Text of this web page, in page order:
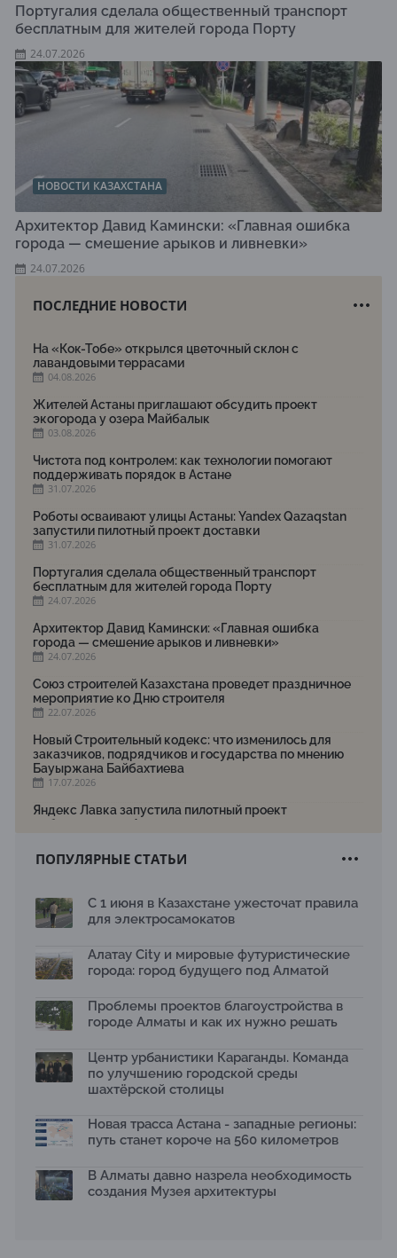
Португалия сделала общественный транспорт
бесплатным для жителей города Порту
24.07.2026
НОВОСТИ КАЗАХСТАНА
Архитектор Давид Камински: «Главная ошибка
города — смешение арыков и ливневки»
24.07.2026
ПОСЛЕДНИЕ НОВОСТИ
На «Кок-Тобе» открылся цветочный склон с
лавандовыми террасами
04.08.2026
Жителей Астаны приглашают обсудить проект
экогорода у озера Майбалык
03.08.2026
Чистота под контролем: как технологии помогают
поддерживать порядок в Астане
31.07.2026
Роботы осваивают улицы Астаны: Yandex Qazaqstan
запустили пилотный проект доставки
31.07.2026
Португалия сделала общественный транспорт
бесплатным для жителей города Порту
24.07.2026
Архитектор Давид Камински: «Главная ошибка
города — смешение арыков и ливневки»
24.07.2026
Союз строителей Казахстана проведет праздничное
мероприятие ко Дню строителя
22.07.2026
Новый Строительный кодекс: что изменилось для
заказчиков, подрядчиков и государства по мнению
Бауыржана Байбахтиева
17.07.2026
Яндекс Лавка запустила пилотный проект
рободоставки в Астане
Архитектурная премия SÄULE ARCHITEKTURPREIS
Первый Дом правительства Алматы станет главной
13.07.2026
В столичном детсаду подвели итоги акции «Таза
отходам
08.07.2026
общественных пространств
06.07.2026
температуру и здоровье людей
03.07.2026
сильных дождей в горах Алматы
02.07.2026
ПОПУЛЯРНЫЕ СТАТЬИ
С 1 июня в Казахстане ужесточат правила
для электросамокатов
Алатау City и мировые футуристические
города: город будущего под Алматой
Проблемы проектов благоустройства в
городе Алматы и как их нужно решать
Центр урбанистики Караганды. Команда
по улучшению городской среды
шахтёрской столицы
Новая трасса Астана - западные регионы:
путь станет короче на 560 километров
В Алматы давно назрела необходимость
создания Музея архитектуры